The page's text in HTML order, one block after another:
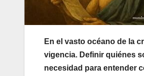
En el vasto océano de la
vigencia. Definir quiénes
necesidad para entender